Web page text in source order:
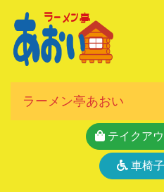
ラーメン亭あおい
テイクア
車椅